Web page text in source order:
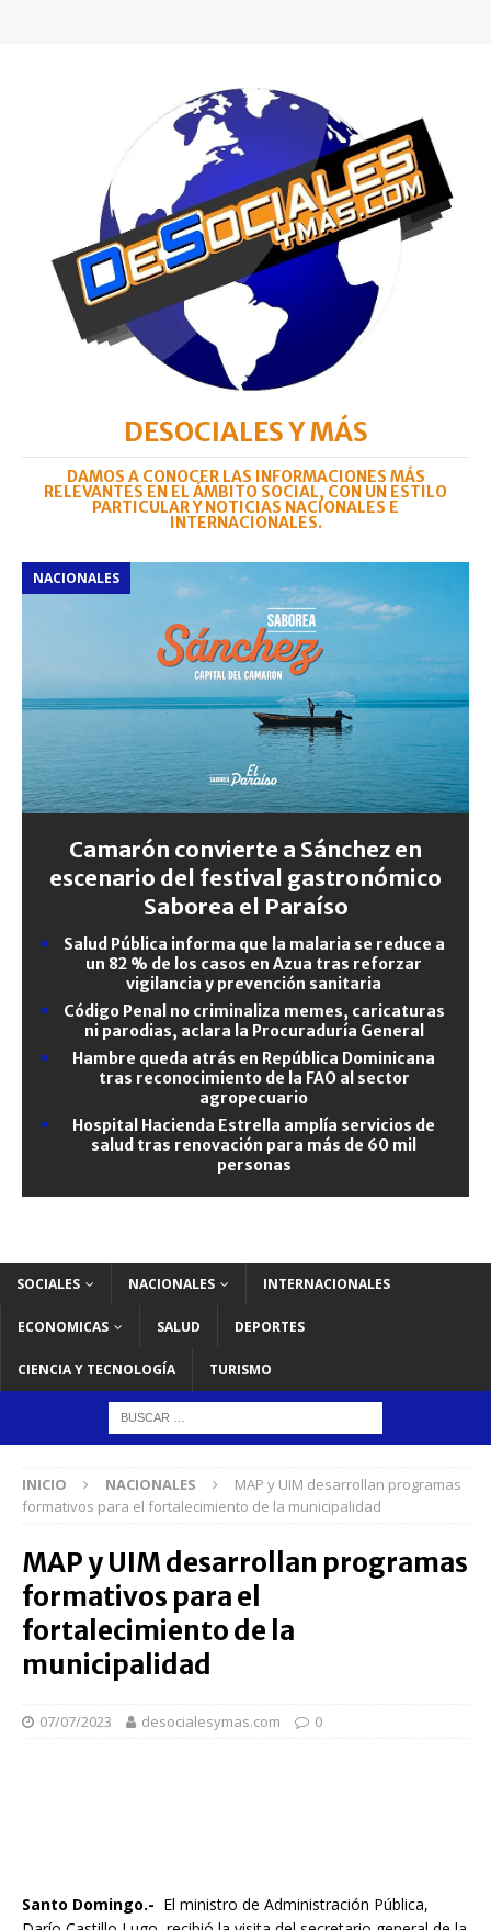
DESOCIALES Y MÁS
DAMOS A CONOCER LAS INFORMACIONES MÁS
RELEVANTES EN EL ÁMBITO SOCIAL, CON UN ESTILO
PARTICULAR Y NOTICIAS NACIONALES E
INTERNACIONALES.
NACIONALES
Camarón convierte a Sánchez en
escenario del festival gastronómico
Saborea el Paraíso
Salud Pública informa que la malaria se reduce a
un 82 % de los casos en Azua tras reforzar
vigilancia y prevención sanitaria
Código Penal no criminaliza memes, caricaturas
ni parodias, aclara la Procuraduría General
Hambre queda atrás en República Dominicana
tras reconocimiento de la FAO al sector
agropecuario
Hospital Hacienda Estrella amplía servicios de
salud tras renovación para más de 60 mil
personas
SOCIALES NACIONALES INTERNACIONALES
ECONOMICAS SALUD DEPORTES
CIENCIA Y TECNOLOGÍA TURISMO
INICIO NACIONALES
MAP y UIM desarrollan programas
formativos para el fortalecimiento de la municipalidad
MAP y UIM desarrollan programas
formativos para el
fortalecimiento de la
municipalidad
07/07/2023 desocialesymas.com 0
Santo Domingo.- El ministro de Administración Pública,